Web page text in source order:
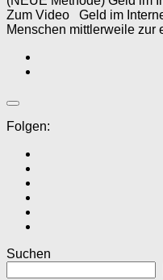
Zum Video Geld im
Menschen mittlerweile zur
Folgen:
Suchen